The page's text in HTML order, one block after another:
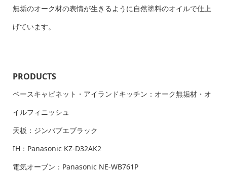
無垢のオーク材の表情が生きるように自然塗料のオイルで仕上
げています。
PRODUCTS
ベースキャビネット・アイランドキッチン：オーク無垢材・オ
イルフィニッシュ
天板：ジンバブエブラック
IH：Panasonic KZ-D32AK2
電気オーブン：Panasonic NE-WB761P